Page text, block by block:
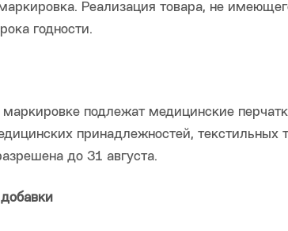
Реализация товара, не
годности.
подлежат медицинские
принадлежностей, текстильных
до 31 августа.